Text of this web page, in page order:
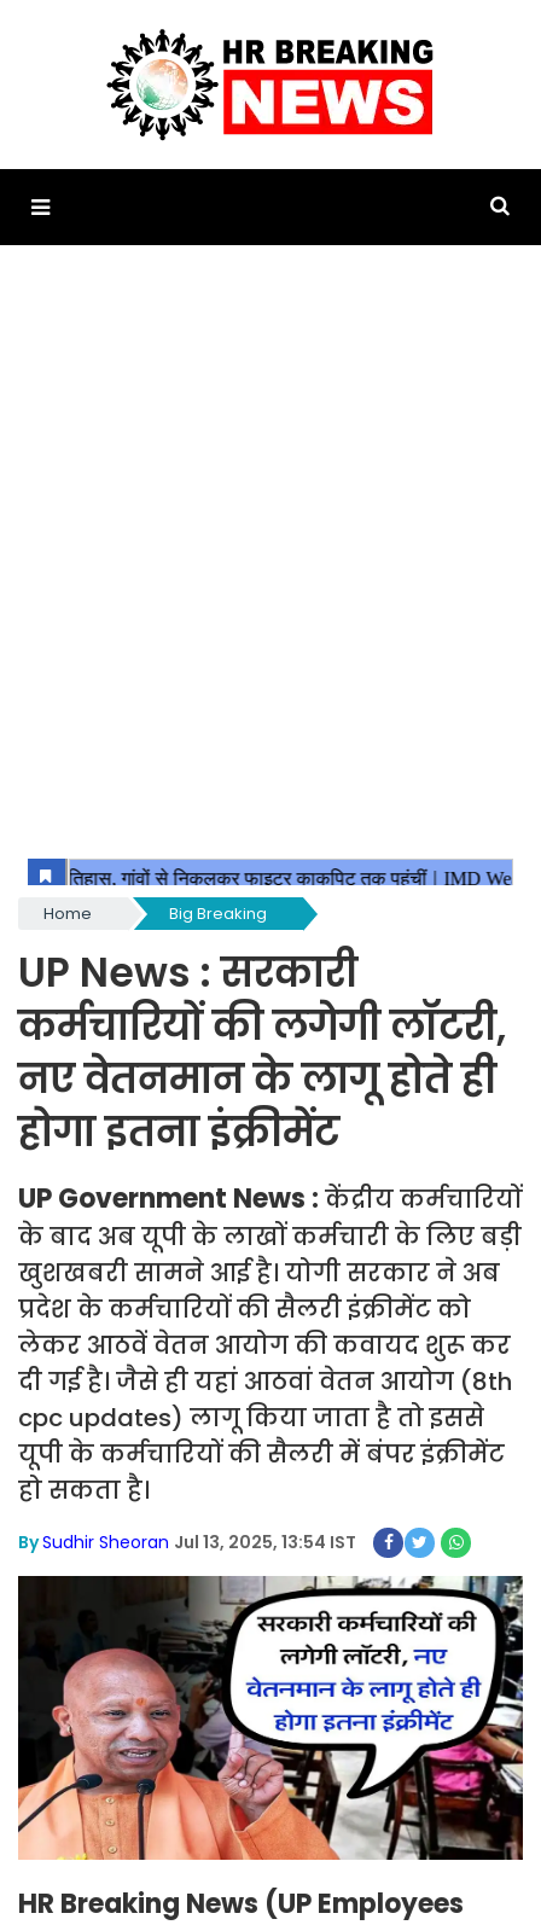
Home Big Breaking
UP News : सरकारी
कर्मचारियों की लगेगी लॉटरी,
नए वेतनमान के लागू होते ही
होगा इतना इंक्रीमेंट
UP Government News : केंद्रीय कर्मचारियों
के बाद अब यूपी के लाखों कर्मचारी के लिए बड़ी
खुशखबरी सामने आई है। योगी सरकार ने अब
प्रदेश के कर्मचारियों की सैलरी इंक्रीमेंट को
लेकर आठवें वेतन आयोग की कवायद शुरू कर
दी गई है। जैसे ही यहां आठवां वेतन आयोग (8th
cpc updates) लागू किया जाता है तो इससे
यूपी के कर्मचारियों की सैलरी में बंपर इंक्रीमेंट
हो सकता है।
BySudhir Sheoran Jul 13, 2025, 13:54 IST
HR Breaking News (UP Employees